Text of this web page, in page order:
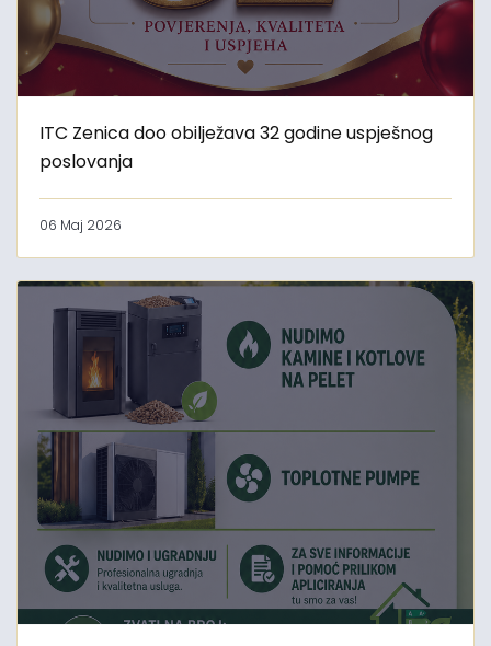
ITC Zenica doo obilježava 32 godine uspješnog
poslovanja
06 Maj 2026